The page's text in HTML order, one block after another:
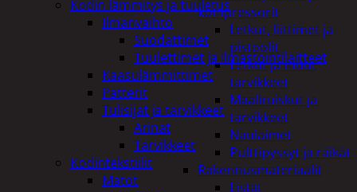
kompressorit
Letkut, liittimet ja
pistoolit
Letkut ja muut
tarvikkeet
Maaliruiskut ja
tarvikkeet
Naulaimet
Pulttipyssyt ja räikät
Rakennusmateriaalit
Listat
Kodin lämmitys ja tuuletus
Ilmanvaihto
Suodattimet
Tuulettimet ja Ilmastointilaitteet
Kaasulämmittimet
Patterit
Tulisijat ja tarvikkeet
Arinat
Tarvikkeet
Kodintekstiilit
Matot